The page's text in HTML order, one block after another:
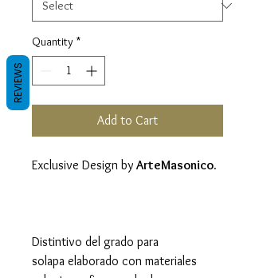
Quantity *
Add to Cart
Exclusive Design by ArteMasonico.
Distintivo del grado para
solapa elaborado con materiales
REVIEWS